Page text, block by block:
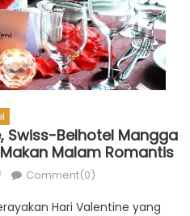
Swiss-Belhotel Mangga
Malam Romantis
Comment(0)
Hari Valentine yang